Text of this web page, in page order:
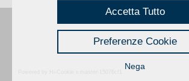
Buongiorno:Riminié una testata registrata presso il
registrazione n. 2 /28/02/2012| © 2024
Privacy | Credits
Accetta Tutto
Preferenze Cookie
Nega